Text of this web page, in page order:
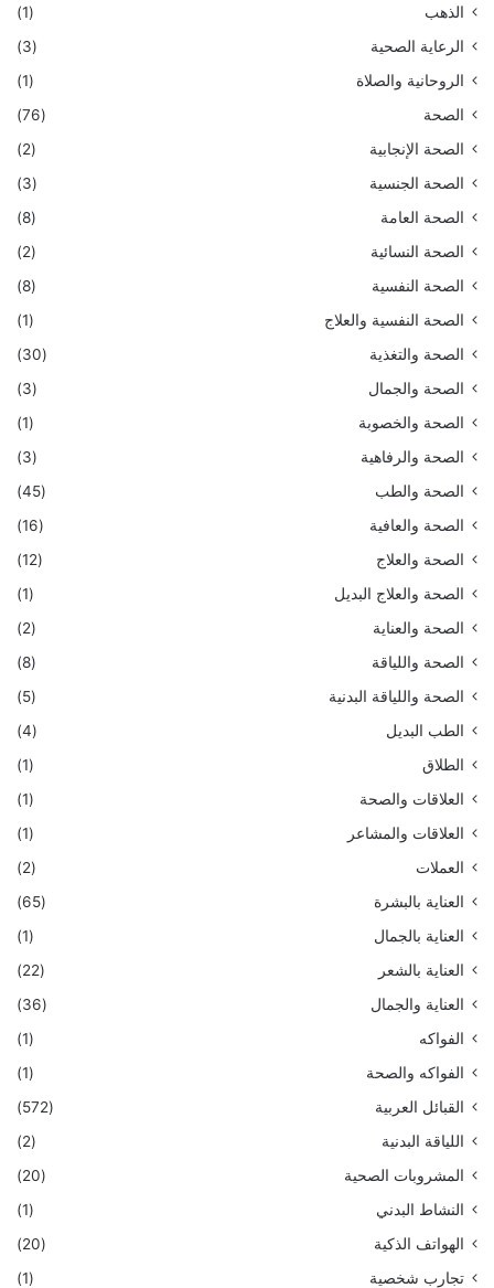
الذهب
(1)
الرعاية الصحية
(3)
الروحانية والصلاة
(1)
الصحة
(76)
الصحة الإنجابية
(2)
الصحة الجنسية
(3)
الصحة العامة
(8)
الصحة النسائية
(2)
الصحة النفسية
(8)
الصحة النفسية والعلاج
(1)
الصحة والتغذية
(30)
الصحة والجمال
(3)
الصحة والخصوبة
(1)
الصحة والرفاهية
(3)
الصحة والطب
(45)
الصحة والعافية
(16)
الصحة والعلاج
(12)
الصحة والعلاج البديل
(1)
الصحة والعناية
(2)
الصحة واللياقة
(8)
الصحة واللياقة البدنية
(5)
الطب البديل
(4)
الطلاق
(1)
العلاقات والصحة
(1)
العلاقات والمشاعر
(1)
العملات
(2)
العناية بالبشرة
(65)
العناية بالجمال
(1)
العناية بالشعر
(22)
العناية والجمال
(36)
الفواكه
(1)
الفواكه والصحة
(1)
القبائل العربية
(572)
اللياقة البدنية
(2)
المشروبات الصحية
(20)
النشاط البدني
(1)
الهواتف الذكية
(20)
تجارب شخصية
(1)